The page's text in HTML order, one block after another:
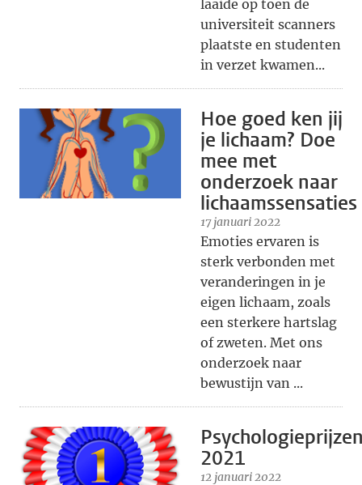
laaide op toen de
universiteit scanners
plaatste en studenten
in verzet kwamen...
Hoe goed ken jij
je lichaam? Doe
mee met
onderzoek naar
lichaamssensaties
17 januari 2022
Emoties ervaren is
sterk verbonden met
veranderingen in je
eigen lichaam, zoals
een sterkere hartslag
of zweten. Met ons
onderzoek naar
bewustijn van ...
2021
12 januari 2022